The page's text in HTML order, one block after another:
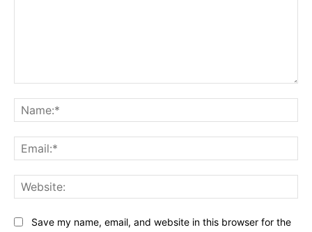
Save my name, email, and website in this browser for the